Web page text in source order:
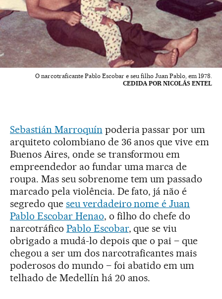
O narcotraficante Pablo Escobar e seu filho Juan Pablo, em 1978.
CEDIDA POR NICOLÁS ENTEL
Sebastián Marroquín poderia passar por um
arquiteto colombiano de 36 anos que vive em
Buenos Aires, onde se transformou em
empreendedor ao fundar uma marca de
roupa. Mas seu sobrenome tem um passado
marcado pela violência. De fato, já não é
segredo que seu verdadeiro nome é Juan
Pablo Escobar Henao, o filho do chefe do
narcotráfico Pablo Escobar, que se viu
obrigado a mudá-lo depois que o pai – que
chegou a ser um dos narcotraficantes mais
poderosos do mundo – foi abatido em um
telhado de Medellín há 20 anos.